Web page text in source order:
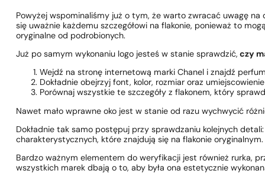
Powyżej wspominaliśmy już o tym, że warto zwracać uwagę na
się uważnie każdemu szczegółowi na flakonie, ponieważ to
oryginalne od podrobionych.
Już po samym wykonaniu logo jesteś w stanie sprawdzić, czy
Wejdź na stronę internetową marki Chanel i znajdź
Dokładnie obejrzyj font, kolor, rozmiar oraz
Porównaj wszystkie te szczegóły z flakonem, który
Nawet mało wprawne oko jest w stanie od razu wychwycić
Dokładnie tak samo postępuj przy sprawdzaniu kolejnych
charakterystycznych, które znajdują się na flakonie oryginalnym.
Bardzo ważnym elementem do weryfikacji jest również rurka,
wszystkich marek dbają o to, aby była ona estetycznie